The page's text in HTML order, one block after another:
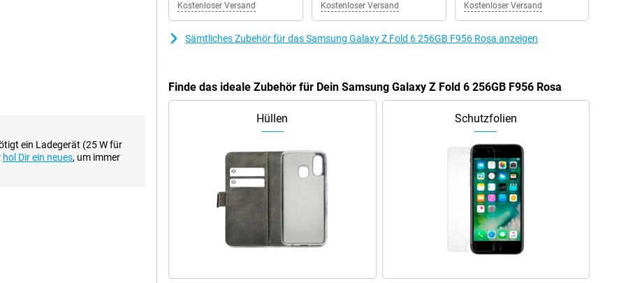
was Sie sagen! Eine weitere
Ihre Notizen zu organisieren
den anderen KI-Funktionen
schnell und einfach
Das Doppelscharnier
Druck ist. Außerdem ist
Gap-Close können Sie das
Das Äußere wird durch
ein Ladegerät (25 W für
hol Dir ein neues, um immer
Kostenloser Versand
Kostenloser Versand
Kostenloser Versand
Sämtliches Zubehör für das Samsung Galaxy Z Fold 6 256GB F956 Rosa anzeigen
Finde das ideale Zubehör für Dein Samsung Galaxy Z Fold 6 256GB F956 Rosa
Hüllen Schutzfolien